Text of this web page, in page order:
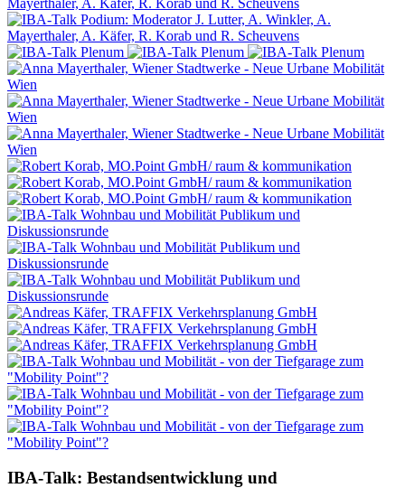
IBA-Talk: Bestandsentwicklung und